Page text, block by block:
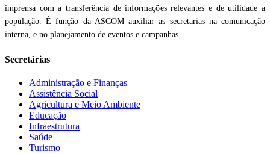
imprensa com a transferência de informações relevantes e de utilidade a
população. É função da ASCOM auxiliar as secretarias na comunicação
interna, e no planejamento de eventos e campanhas.
Secretárias
Administração e Finanças
Assistência Social
Agricultura e Meio Ambiente
Educação
Infraestrutura
Saúde
Turismo